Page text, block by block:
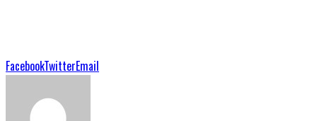
FacebookTwitterEmail